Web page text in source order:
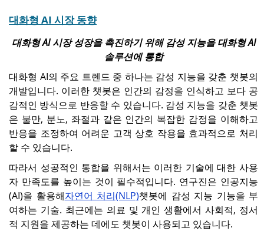
대화형 AI 시장 동향
대화형 AI 시장 성장을 촉진하기 위해 감성 지능을 대화형 AI
솔루션에 통합
대화형 AI의 주요 트렌드 중 하나는 감성 지능을 갖춘 챗봇의
개발입니다. 이러한 챗봇은 인간의 감정을 인식하고 보다 공
감적인 방식으로 반응할 수 있습니다. 감성 지능을 갖춘 챗봇
은 불만, 분노, 좌절과 같은 인간의 복잡한 감정을 이해하고
반응을 조정하여 어려운 고객 상호 작용을 효과적으로 처리
할 수 있습니다.
따라서 성공적인 통합을 위해서는 이러한 기술에 대한 사용
자 만족도를 높이는 것이 필수적입니다. 연구진은 인공지능
(AI)을 활용해자연어 처리(NLP)챗봇에 감성 지능 기능을 부
여하는 기술. 최근에는 의료 및 개인 생활에서 사회적, 정서
적 지원을 제공하는 데에도 챗봇이 사용되고 있습니다.